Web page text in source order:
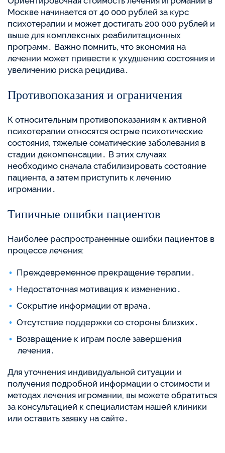
Москве начинается от 40 000 рублей за курс
психотерапии и может достигать 200 000 рублей и
выше для комплексных реабилитационных
программ․ Важно помнить, что экономия на
лечении может привести к ухудшению состояния и
увеличению риска рецидива․
Противопоказания и ограничения
К относительным противопоказаниям к активной
психотерапии относятся острые психотические
состояния, тяжелые соматические заболевания в
стадии декомпенсации․ В этих случаях
необходимо сначала стабилизировать состояние
пациента, а затем приступить к лечению
игромании․
Типичные ошибки пациентов
Наиболее распространенные ошибки пациентов в
процессе лечения:
Преждевременное прекращение терапии․
Недостаточная мотивация к изменению․
Сокрытие информации от врача․
Отсутствие поддержки со стороны близких․
Возвращение к играм после завершения
лечения․
Для уточнения индивидуальной ситуации и
получения подробной информации о стоимости и
методах лечения игромании, вы можете обратиться
за консультацией к специалистам нашей клиники
или оставить заявку на сайте․